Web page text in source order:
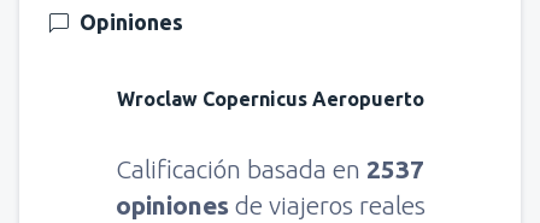
DESDE
DESDE 43295CLP
desdeValdivia, Pichoy (ZAL)
DESDE 53854 CLP
Opiniones
Wroclaw Copernicus Aeropuerto
Calificación basada en 2537
opiniones de viajeros reales